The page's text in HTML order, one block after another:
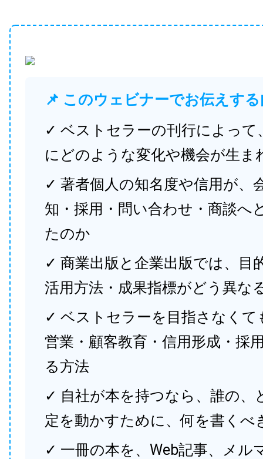
📌 このウェビナーでお伝えす
✓ ベストセラーの刊行によって
にどのような変化や機会が生ま
✓ 著者個人の知名度や信用が、
知・採用・問い合わせ・商談へ
たのか
✓ 商業出版と企業出版では、目
活用方法・成果指標がどう異な
✓ ベストセラーを目指さなくて
営業・顧客教育・信用形成・採
る方法
✓ 自社が本を持つなら、誰の、
定を動かすために、何を書くべ
✓ 一冊の本を、Web記事、メル